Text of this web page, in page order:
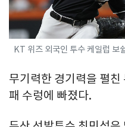
KT 위즈 외국인 투수 케일럽
무기력한 경기력을 펼
패 수렁에 빠졌다.